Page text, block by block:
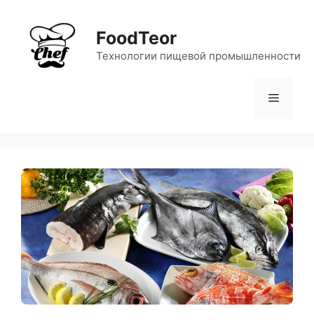
содержимому
FoodTeor
Технологии пищевой промышленности
Меню